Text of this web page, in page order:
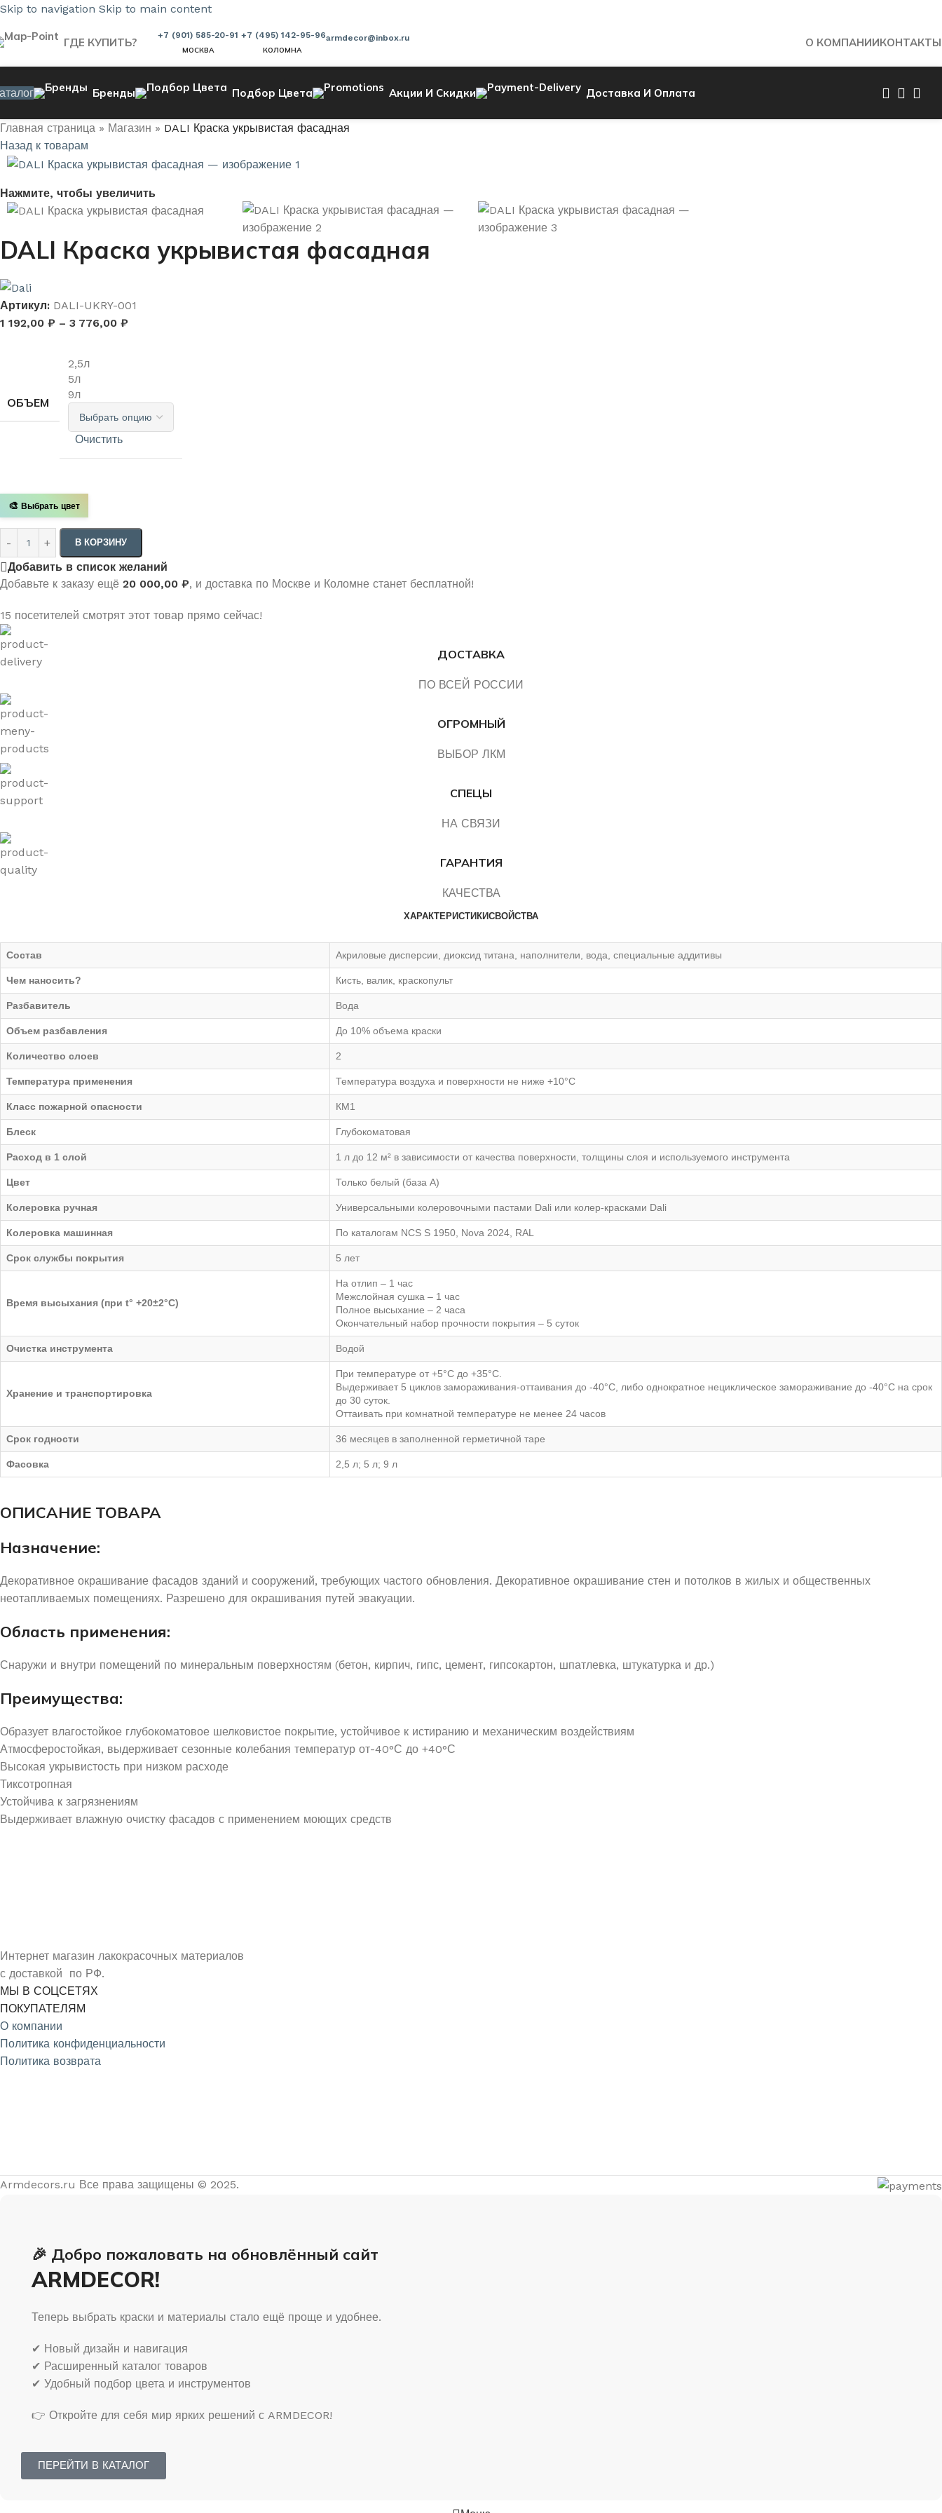
Skip to navigation Skip to main content
ГДЕ КУПИТЬ?
+7 (901) 585-20-91
МОСКВА
+7 (495) 142-95-96
КОЛОМНА
armdecor@inbox.ru О КОМПАНИИКОНТАКТЫ
Бренды Подбор Цвета Акции И Скидки Доставка И Оплата
Главная страница » Магазин » DALI Краска укрывистая фасадная
Назад к товарам
Нажмите, чтобы увеличить
DALI Краска укрывистая фасадная
Артикул: DALI-UKRY-001
1 192,00 ₽ – 3 776,00 ₽
ОБЪЕМ
2,5л
5л
9л
Очистить
🎨 Выбрать цвет
В КОРЗИНУ
Добавить в список желаний
Добавьте к заказу ещё 20 000,00 ₽, и доставка по Москве и Коломне станет бесплатной!
15 посетителей смотрят этот товар прямо сейчас!
ДОСТАВКА
ПО ВСЕЙ РОССИИ
ОГРОМНЫЙ
ВЫБОР ЛКМ
СПЕЦЫ
НА СВЯЗИ
ГАРАНТИЯ
КАЧЕСТВА
ХАРАКТЕРИСТИКИСВОЙСТВА
Состав Акриловые дисперсии, диоксид титана, наполнители, вода, специальные аддитивы
Чем наносить? Кисть, валик, краскопульт
Разбавитель Вода
Объем разбавления До 10% объема краски
Количество слоев 2
Температура применения Температура воздуха и поверхности не ниже +10°С
Класс пожарной опасности КМ1
Блеск Глубокоматовая
Расход в 1 слой 1 л до 12 м² в зависимости от качества поверхности, толщины слоя и используемого инструмента
Цвет Только белый (база А)
Колеровка ручная Универсальными колеровочными пастами Dali или колер-красками Dali
Колеровка машинная По каталогам NCS S 1950, Nova 2024, RAL
Срок службы покрытия 5 лет
Время высыхания (при t° +20±2°C)
На отлип – 1 час
Межслойная сушка – 1 час
Полное высыхание – 2 часа
Окончательный набор прочности покрытия – 5 суток
Очистка инструмента Водой
Хранение и транспортировка
При температуре от +5°С до +35°С.
Выдерживает 5 циклов замораживания-оттаивания до -40°С, либо однократное нециклическое замораживание до -40°С на срок
до 30 суток.
Оттаивать при комнатной температуре не менее 24 часов
Срок годности 36 месяцев в заполненной герметичной таре
Фасовка 2,5 л; 5 л; 9 л
ОПИСАНИЕ ТОВАРА
Назначение:
Декоративное окрашивание фасадов зданий и сооружений, требующих частого обновления. Декоративное окрашивание стен и потолков в жилых и общественных
неотапливаемых помещениях. Разрешено для окрашивания путей эвакуации.
Область применения:
Снаружи и внутри помещений по минеральным поверхностям (бетон, кирпич, гипс, цемент, гипсокартон, шпатлевка, штукатурка и др.)
Преимущества:
Образует влагостойкое глубокоматовое шелковистое покрытие, устойчивое к истиранию и механическим воздействиям
Атмосферостойкая, выдерживает сезонные колебания температур от-40°С до +40°С
Высокая укрывистость при низком расходе
Тиксотропная
Устойчива к загрязнениям
Выдерживает влажную очистку фасадов с применением моющих средств
Интернет магазин лакокрасочных материалов
с доставкой по РФ.
МЫ В СОЦСЕТЯХ
ПОКУПАТЕЛЯМ
О компании
Политика конфиденциальности
Политика возврата
Armdecors.ru Все права защищены © 2025. ​
🎉 Добро пожаловать на обновлённый сайт
ARMDECOR!
Теперь выбрать краски и материалы стало ещё проще и удобнее.
✔ Новый дизайн и навигация
✔ Расширенный каталог товаров
✔ Удобный подбор цвета и инструментов
👉 Откройте для себя мир ярких решений с ARMDECOR!
ПЕРЕЙТИ В КАТАЛОГ